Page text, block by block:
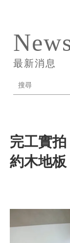
最新消息
完工實
約木地